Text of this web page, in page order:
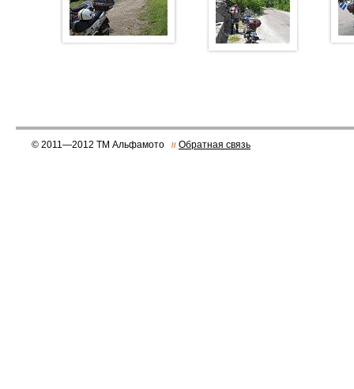
© 2011—2012 ТМ Альфамото // Обратная связь